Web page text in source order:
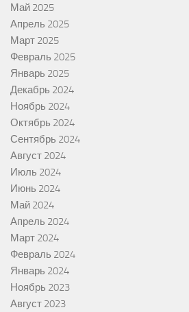
Май 2025
Апрель 2025
Март 2025
Февраль 2025
Январь 2025
Декабрь 2024
Ноябрь 2024
Октябрь 2024
Сентябрь 2024
Август 2024
Июль 2024
Июнь 2024
Май 2024
Апрель 2024
Март 2024
Февраль 2024
Январь 2024
Ноябрь 2023
Август 2023